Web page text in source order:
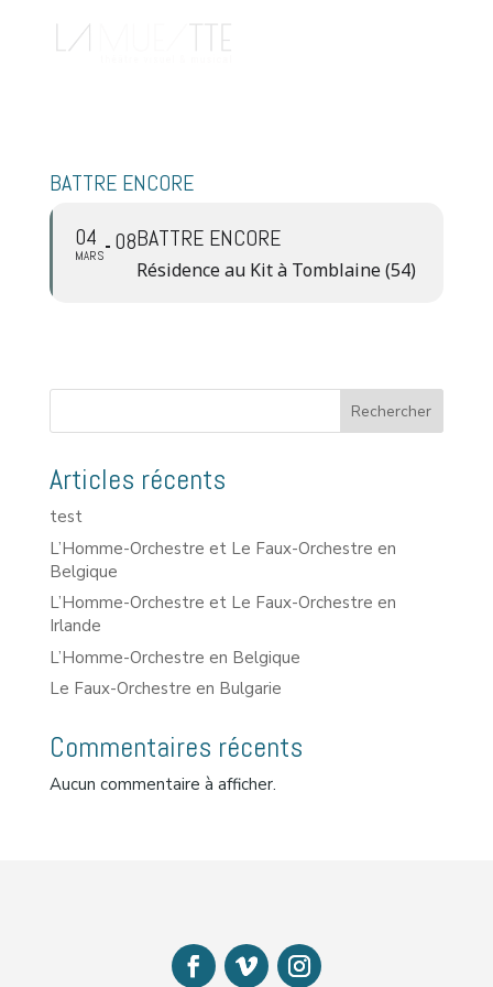
BATTRE ENCORE
04
MARS 08BATTRE ENCORE
Résidence au Kit à Tomblaine (54)
Rechercher
Articles récents
test
L’Homme-Orchestre et Le Faux-Orchestre en
Belgique
L’Homme-Orchestre et Le Faux-Orchestre en
Irlande
L’Homme-Orchestre en Belgique
Le Faux-Orchestre en Bulgarie
Commentaires récents
Aucun commentaire à afficher.